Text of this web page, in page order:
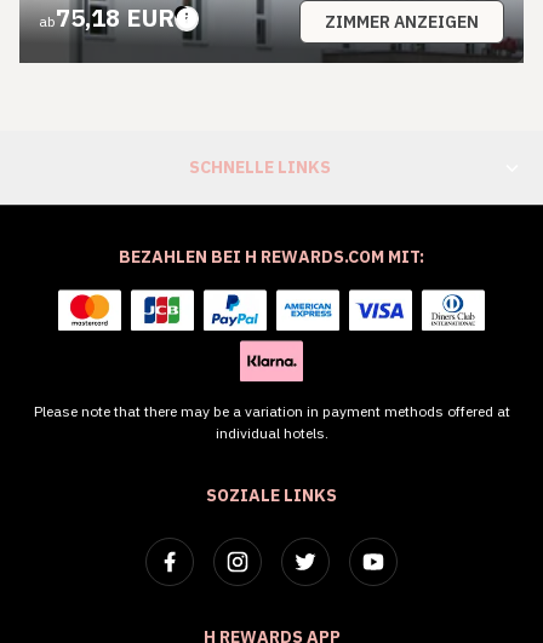
ab75,18 EUR ZIMMER ANZEIGEN
SCHNELLE LINKS
SOZIALE LINKS
H REWARDS APP
BEZAHLEN BEI H REWARDS.COM MIT:
Please note that there may be a variation in payment methods offered at
individual hotels.